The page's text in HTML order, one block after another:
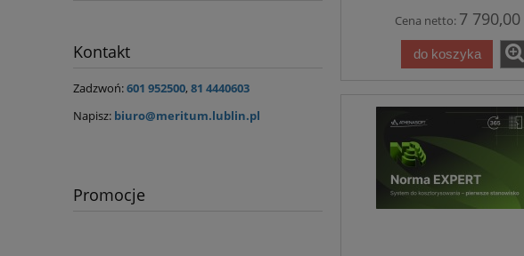
Kontakt
Zadzwoń:601 952500, 81 4440603
Napisz: biuro@meritum.lublin.pl
Promocje
Cena netto: 7 790,00
do koszyka